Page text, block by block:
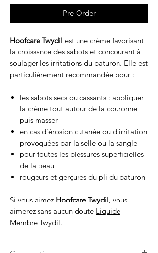
Pre-Order
Hoofcare Twydil est une crème favorisant
la croissance des sabots et concourant à
soulager les irritations du paturon. Elle est
particulièrement recommandée pour :
les sabots secs ou cassants : appliquer
la crème tout autour de la couronne
puis masser
en cas d’érosion cutanée ou d’irritation
provoquées par la selle ou la sangle
pour toutes les blessures superficielles
de la peau
rougeurs et gerçures du pli du paturon
Si vous aimez Hoofcare Twydil , vous
aimerez sans aucun doute Liquide
Membre Twydil.